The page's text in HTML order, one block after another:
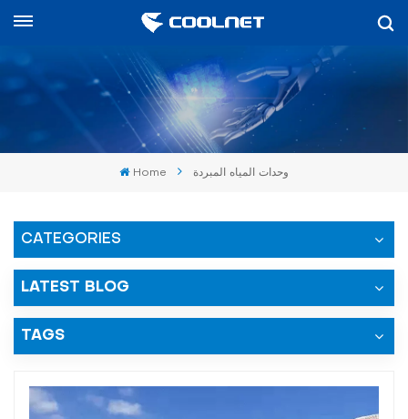
Home وحدات المياه المبردة
CATEGORIES
LATEST BLOG
TAGS